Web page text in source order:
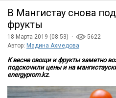
В Мангистау снова
фрукты
18 Марта 2019 (08:53) ·
5622
Автор: Мадина Ахмедова
К весне овощи и фрукты заметно
подскочили цены и на
energyprom.kz.